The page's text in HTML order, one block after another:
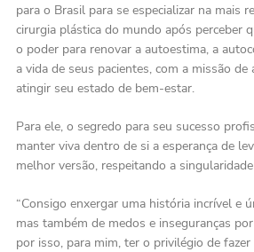
para o Brasil para se especializar na mais
cirurgia plástica do mundo após perceber
o poder para renovar a autoestima, a
a vida de seus pacientes, com a missão de
atingir seu estado de bem-estar.
Para ele, o segredo para seu sucesso
manter viva dentro de si a esperança de
melhor versão, respeitando a
“Consigo enxergar uma história incrível e
mas também de medos e inseguranças
por isso, para mim, ter o privilégio de